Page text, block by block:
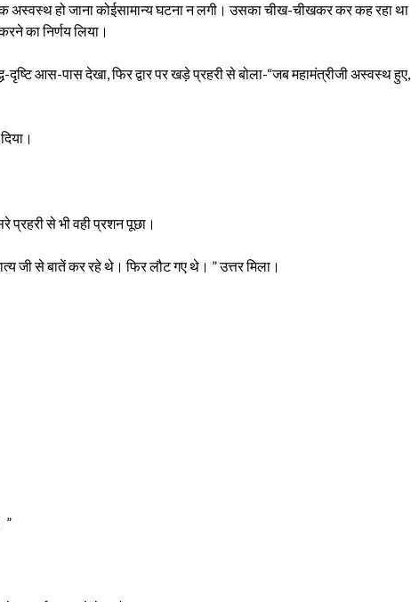
अस्वस्थ हो जाना कोईसामान्य घटना न लगी। उसका चीख-चीखकर कर कह रहा था
का निर्णय लिया।
आस-पास देखा, फिर द्वार पर खड़े प्रहरी से बोला-“जब महामंत्रीजी अस्वस्थ हुए,
प्रहरी से भी वही प्रशन पूछा।
जी से बातें कर रहे थे। फिर लौट गए थे। ” उत्तर मिला।
”